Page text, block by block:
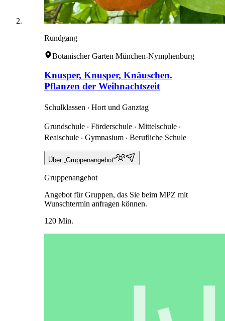
Rundgang
Botanischer Garten München-Nymphenburg
Knusper, Knusper, Knäuschen.
Pflanzen der Weihnachtszeit
Schulklassen ‧ Hort und Ganztag
Grundschule ‧ Förderschule ‧ Mittelschule ‧
Realschule ‧ Gymnasium ‧ Berufliche Schule
Über „Gruppenangebot“
Gruppenangebot
Angebot für Gruppen, das Sie beim MPZ mit
Wunschtermin anfragen können.
120 Min.